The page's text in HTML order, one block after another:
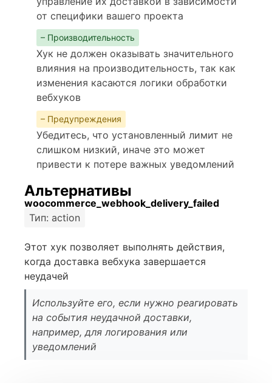
от специфики вашего проекта
– Производительность
Хук не должен оказывать значительного
влияния на производительность, так как
изменения касаются логики обработки
вебхуков
– Предупреждения
Убедитесь, что установленный лимит не
слишком низкий, иначе это может
привести к потере важных уведомлений
Альтернативы
woocommerce_webhook_delivery_failed
Тип: action
Этот хук позволяет выполнять действия,
когда доставка вебхука завершается
неудачей
Используйте его, если нужно реагировать
на события неудачной доставки,
например, для логирования или
уведомлений